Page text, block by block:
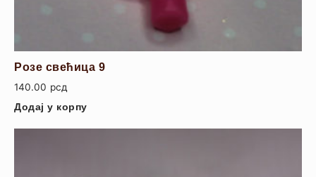
Розе свећица 9
140.00 рсд
Додај у корпу